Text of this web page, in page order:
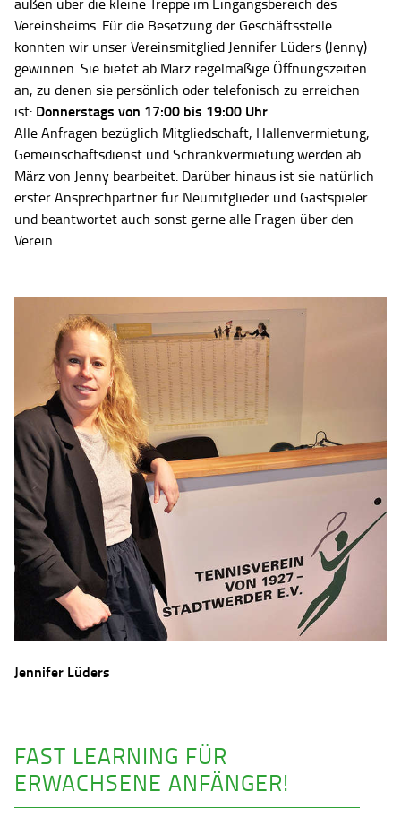
außen über die kleine Treppe im Eingangsbereich des
Vereinsheims. Für die Besetzung der Geschäftsstelle
konnten wir unser Vereinsmitglied Jennifer Lüders (Jenny)
gewinnen. Sie bietet ab März regelmäßige Öffnungszeiten
an, zu denen sie persönlich oder telefonisch zu erreichen
ist: Donnerstags von 17:00 bis 19:00 Uhr
Alle Anfragen bezüglich Mitgliedschaft, Hallenvermietung,
Gemeinschaftsdienst und Schrankvermietung werden ab
März von Jenny bearbeitet. Darüber hinaus ist sie natürlich
erster Ansprechpartner für Neumitglieder und Gastspieler
und beantwortet auch sonst gerne alle Fragen über den
Verein.
Jennifer Lüders
FAST LEARNING FÜR
ERWACHSENE ANFÄNGER!